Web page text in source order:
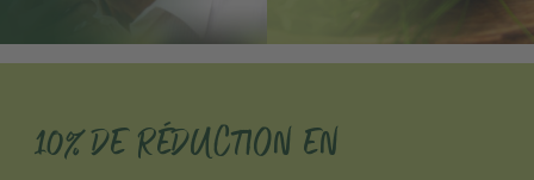
10% DE RÉDUCTION EN